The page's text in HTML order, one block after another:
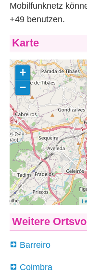
Mobilfunknetz
+49 benutzen.
Karte
Weitere
Barreiro
Coimbra